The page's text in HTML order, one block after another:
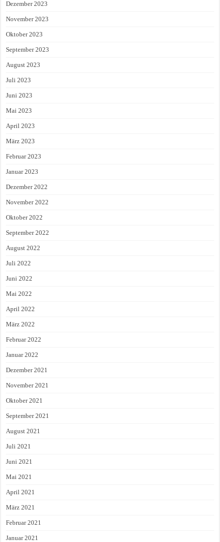
Dezember 2023
November 2023
Oktober 2023
September 2023
August 2023
Juli 2023
Juni 2023
Mai 2023
April 2023
März 2023
Februar 2023
Januar 2023
Dezember 2022
November 2022
Oktober 2022
September 2022
August 2022
Juli 2022
Juni 2022
Mai 2022
April 2022
März 2022
Februar 2022
Januar 2022
Dezember 2021
November 2021
Oktober 2021
September 2021
August 2021
Juli 2021
Juni 2021
Mai 2021
April 2021
März 2021
Februar 2021
Januar 2021